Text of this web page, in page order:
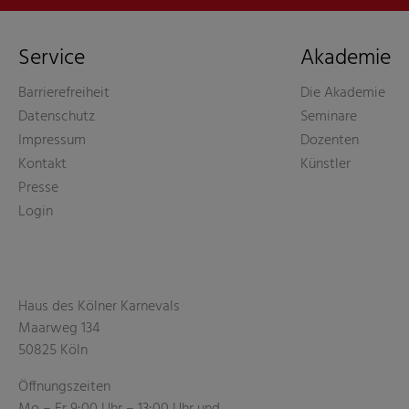
Service
Barrierefreiheit
Datenschutz
Impressum
Kontakt
Presse
Login
Akademie
Die Akademie
Seminare
Dozenten
Künstler
Haus des Kölner Karnevals
Maarweg 134
50825 Köln
Öffnungszeiten